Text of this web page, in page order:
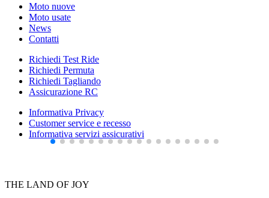
Moto nuove
Moto usate
News
Contatti
Richiedi Test Ride
Richiedi Permuta
Richiedi Tagliando
Assicurazione RC
Informativa Privacy
Customer service e recesso
Informativa servizi assicurativi
THE LAND OF JOY